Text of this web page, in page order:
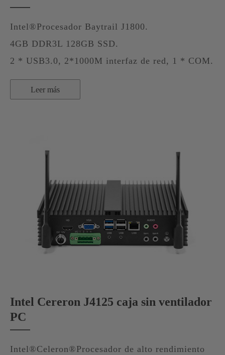
Intel®Procesador Baytrail J1800.
4GB DDR3L 128GB SSD.
2 * USB3.0, 2*1000M interfaz de red, 1 * COM.
Leer más
Intel Cereron J4125 caja sin ventilador
PC
Intel®Celeron®Procesador de alto rendimiento